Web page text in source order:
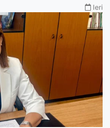
Ieri